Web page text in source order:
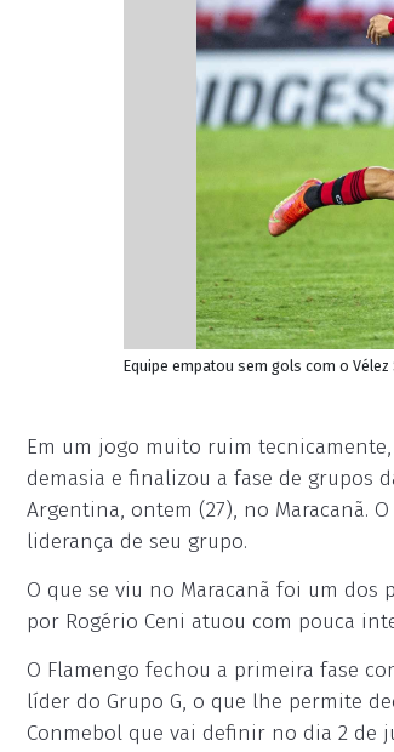
Equipe empatou sem gols com o Vélez
Em um jogo muito ruim
demasia e finalizou a fase de grupos
Argentina, ontem (27), no Maracanã.
liderança de seu grupo.
O que se viu no Maracanã foi um
por Rogério Ceni atuou com pouca
O Flamengo fechou a primeira fase
líder do Grupo G, o que lhe permite
Conmebol que vai definir no dia 2 de